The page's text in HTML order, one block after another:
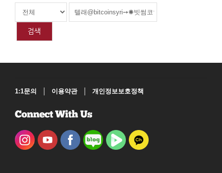
검색
1:1문의 | 이용약관 | 개인정보보호정책